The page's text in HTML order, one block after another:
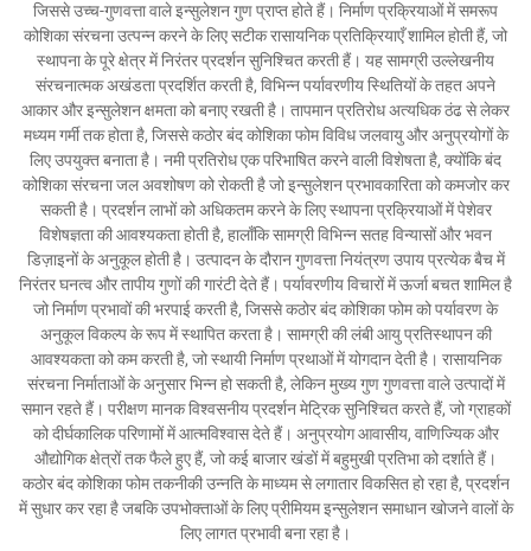
जिससे उच्च-गुणवत्ता वाले इन्सुलेशन गुण प्राप्त होते हैं। निर्माण प्रक्रियाओं में समरूप
कोशिका संरचना उत्पन्न करने के लिए सटीक रासायनिक प्रतिक्रियाएँ शामिल होती हैं, जो
स्थापना के पूरे क्षेत्र में निरंतर प्रदर्शन सुनिश्चित करती हैं। यह सामग्री उल्लेखनीय
संरचनात्मक अखंडता प्रदर्शित करती है, विभिन्न पर्यावरणीय स्थितियों के तहत अपने
आकार और इन्सुलेशन क्षमता को बनाए रखती है। तापमान प्रतिरोध अत्यधिक ठंढ से लेकर
मध्यम गर्मी तक होता है, जिससे कठोर बंद कोशिका फोम विविध जलवायु और अनुप्रयोगों के
लिए उपयुक्त बनाता है। नमी प्रतिरोध एक परिभाषित करने वाली विशेषता है, क्योंकि बंद
कोशिका संरचना जल अवशोषण को रोकती है जो इन्सुलेशन प्रभावकारिता को कमजोर कर
सकती है। प्रदर्शन लाभों को अधिकतम करने के लिए स्थापना प्रक्रियाओं में पेशेवर
विशेषज्ञता की आवश्यकता होती है, हालाँकि सामग्री विभिन्न सतह विन्यासों और भवन
डिज़ाइनों के अनुकूल होती है। उत्पादन के दौरान गुणवत्ता नियंत्रण उपाय प्रत्येक बैच में
निरंतर घनत्व और तापीय गुणों की गारंटी देते हैं। पर्यावरणीय विचारों में ऊर्जा बचत शामिल है
जो निर्माण प्रभावों की भरपाई करती है, जिससे कठोर बंद कोशिका फोम को पर्यावरण के
अनुकूल विकल्प के रूप में स्थापित करता है। सामग्री की लंबी आयु प्रतिस्थापन की
आवश्यकता को कम करती है, जो स्थायी निर्माण प्रथाओं में योगदान देती है। रासायनिक
संरचना निर्माताओं के अनुसार भिन्न हो सकती है, लेकिन मुख्य गुण गुणवत्ता वाले उत्पादों में
समान रहते हैं। परीक्षण मानक विश्वसनीय प्रदर्शन मेट्रिक सुनिश्चित करते हैं, जो ग्राहकों
को दीर्घकालिक परिणामों में आत्मविश्वास देते हैं। अनुप्रयोग आवासीय, वाणिज्यिक और
औद्योगिक क्षेत्रों तक फैले हुए हैं, जो कई बाजार खंडों में बहुमुखी प्रतिभा को दर्शाते हैं।
कठोर बंद कोशिका फोम तकनीकी उन्नति के माध्यम से लगातार विकसित हो रहा है, प्रदर्शन
में सुधार कर रहा है जबकि उपभोक्ताओं के लिए प्रीमियम इन्सुलेशन समाधान खोजने वालों के
लिए लागत प्रभावी बना रहा है।